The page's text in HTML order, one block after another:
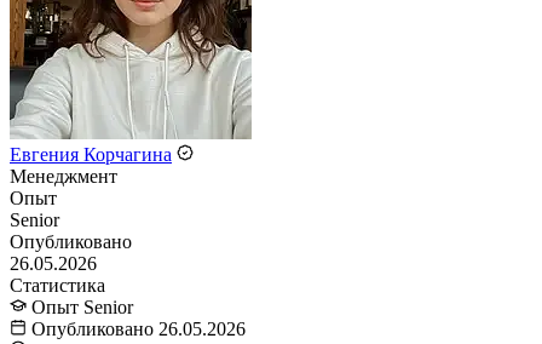
Евгения Корчагина
Менеджмент
Опыт
Senior
Опубликовано
26.05.2026
Статистика
Опыт Senior
Опубликовано 26.05.2026